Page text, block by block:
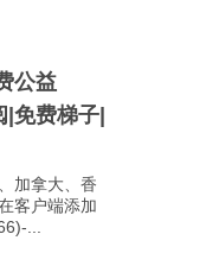
公益
免费梯子|
加拿大、香
客户端添加
...